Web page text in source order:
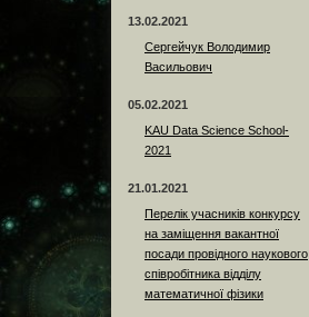
13.02.2021
Сергейчук Володимир
Васильович
05.02.2021
KAU Data Science School-
2021
21.01.2021
Перелік учасників конкурсу
на заміщення вакантної
посади провідного наукового
співробітника відділу
математичної фізики